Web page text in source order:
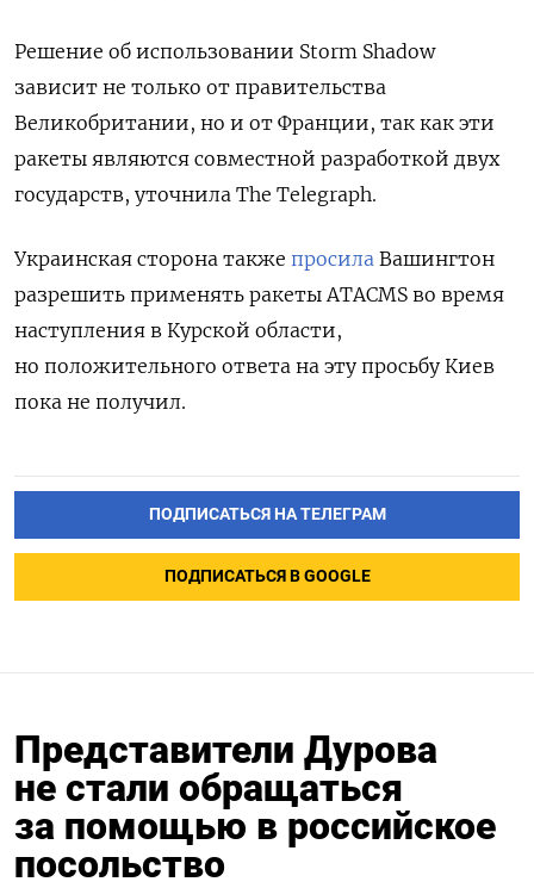
Решение об использовании Storm Shadow
зависит не только от правительства
Великобритании, но и от Франции, так как эти
ракеты являются совместной разработкой двух
государств, уточнила The Telegraph.
Украинская сторона также просила Вашингтон
разрешить применять ракеты ATACMS во время
наступления в Курской области,
но положительного ответа на эту просьбу Киев
пока не получил.
ПОДПИСАТЬСЯ НА ТЕЛЕГРАМ
ПОДПИСАТЬСЯ В GOOGLE
Представители Дурова
не стали обращаться
за помощью в российское
посольство